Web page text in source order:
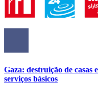
Gaza: destruição de casas
serviços básicos